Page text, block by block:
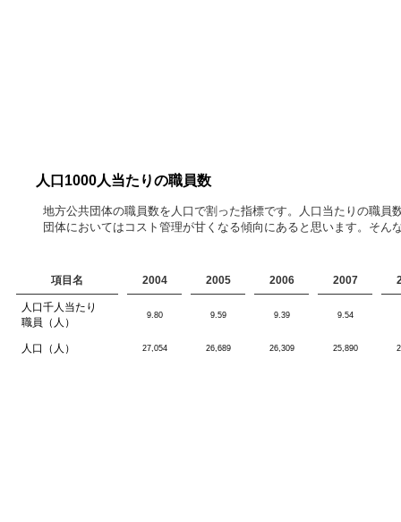
人口1000人当たりの職員数
地方公共団体の職員数を人口で割った指標です。人口当たりの職
団体においてはコスト管理が甘くなる傾向にあると思います。そ
項目名 2004 2005 2006 2007
人口千人当たり
職員（人）
9.80 9.59 9.39 9.54
人口（人） 27,054 26,689 26,309 25,890